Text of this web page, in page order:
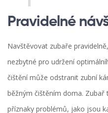
Pravidelné
Navštěvovat zubaře
nezbytné pro udržení
čištění může odstranit zubní
běžným čištěním doma.
příznaky problémů, jako jsou